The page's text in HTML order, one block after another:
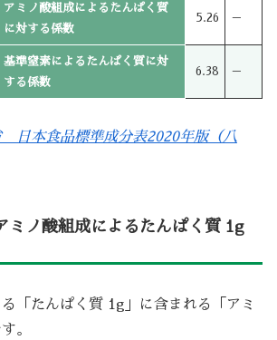
アミノ酸組成によるたんぱく質
に対する係数
5.26 －
基準窒素によるたんぱく質に対
する係数
6.38 －
日本食品標準成分表2020年版（八
ミノ酸組成によるたんぱく質 1g
「たんぱく質 1g」に含まれる「アミ
。